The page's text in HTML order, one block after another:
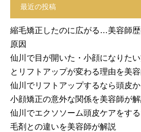
最近の投稿
縮毛矯正したのに広がる…美容師
原因
仙川で目が開いた・小顔になりた
とリフトアップが変わる理由を美
仙川でリフトアップするなら頭皮
小顔矯正の意外な関係を美容師が解
仙川でエクソソーム頭皮ケアをす
毛剤との違いを美容師が解説